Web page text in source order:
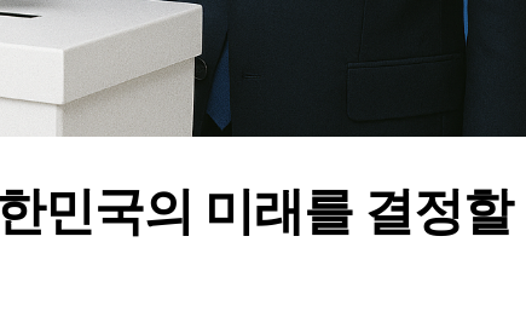
민국의 미래를 결정할